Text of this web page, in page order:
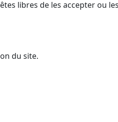
libres de les accepter ou
du site.